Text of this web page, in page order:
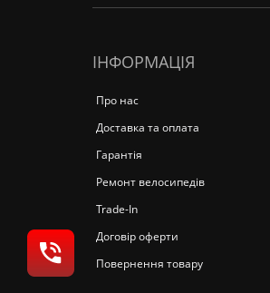
ІНФОРМАЦІЯ
Про нас
Доставка та оплата
Гарантія
Ремонт велосипедів
Trade-In
Договір оферти
Повернення товару